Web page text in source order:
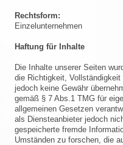
Rechtsform:
Einzelunternehmen
Haftung für Inhalte
Die Inhalte unserer Seiten
die Richtigkeit,
jedoch keine Gewähr
gemäß § 7 Abs.1 TMG für
allgemeinen Gesetzen
als Diensteanbieter jedoch
gespeicherte fremde
Umständen zu forschen, die